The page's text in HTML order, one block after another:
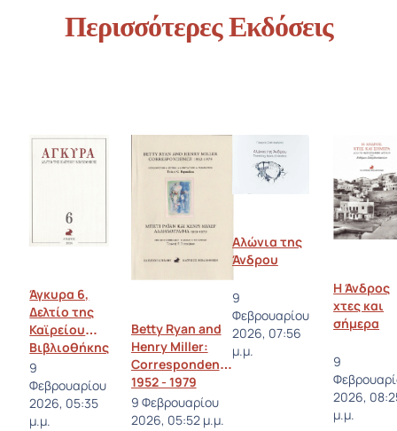
Περισσότερες Εκδόσεις
Άγκυρα 6,
Δελτίο της
Καϊρείου
Βιβλιοθήκης
9
Φεβρουαρίου
2026, 05:35
μ.μ.
Betty Ryan and
Henry Miller:
Correspondence
1952 - 1979
9 Φεβρουαρίου
2026, 05:52 μ.μ.
Αλώνια της
Άνδρου
9
Φεβρουαρίου
2026, 07:56
μ.μ.
Η Άνδρος
χτες και
σήμερα
9
2026,
μ.μ.